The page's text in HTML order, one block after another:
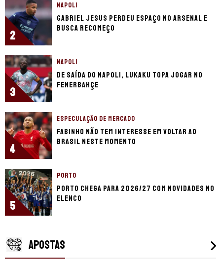
2
NAPOLI
Gabriel Jesus perdeu espaço no Arsenal e
busca recomeço
3
NAPOLI
De saída do Napoli, Lukaku topa jogar no
Fenerbahçe
4
ESPECULAÇÃO DE MERCADO
Fabinho não tem interesse em voltar ao
Brasil neste momento
5
PORTO
Porto chega para 2026/27 com novidades no
elenco
APOSTAS